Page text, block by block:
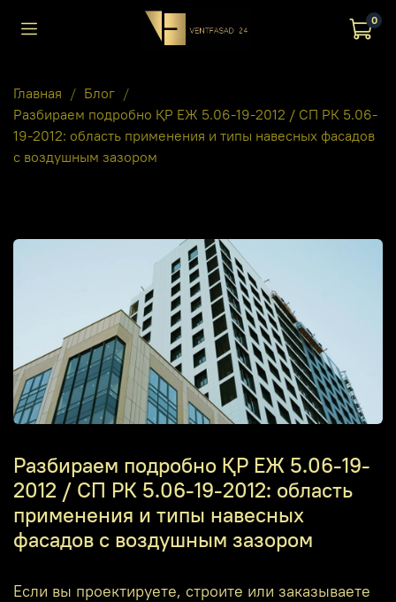
0
Главная
Блог
Разбираем подробно ҚР ЕЖ 5.06-19-2012 / СП РК 5.06-
19-2012: область применения и типы навесных фасадов
с воздушным зазором
Разбираем подробно ҚР ЕЖ 5.06-19-
2012 / СП РК 5.06-19-2012: область
применения и типы навесных
фасадов с воздушным зазором
Если вы проектируете, строите или заказываете